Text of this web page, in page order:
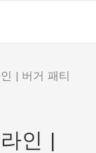
| 버거 패티
인 |